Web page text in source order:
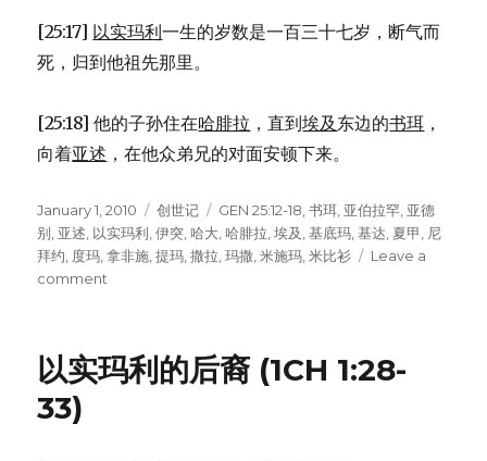
[25:17] 以实玛利一生的岁数是一百三十七岁，断气而
死，归到他祖先那里。
[25:18] 他的子孙住在哈腓拉 ，直到埃及 东边的书珥 ，
向着亚述 ，在他众弟兄的对面安顿下来。
Posted
on
January 1, 2010 Categories
创世记 Tags
GEN 25:12-18 ,书珥 亚伯拉罕 亚德
别 亚述 以实玛利 ,伊突 ,哈大 ,哈腓拉 ,埃及 ,基底玛 ,基达 夏甲
尼
拜约 度玛 ,拿非施 ,提玛 ,撒拉 ,玛撒 ,米施玛 ,米比衫
Leave a
comment
利
以实玛利的后裔 (1CH 1:28-
33)